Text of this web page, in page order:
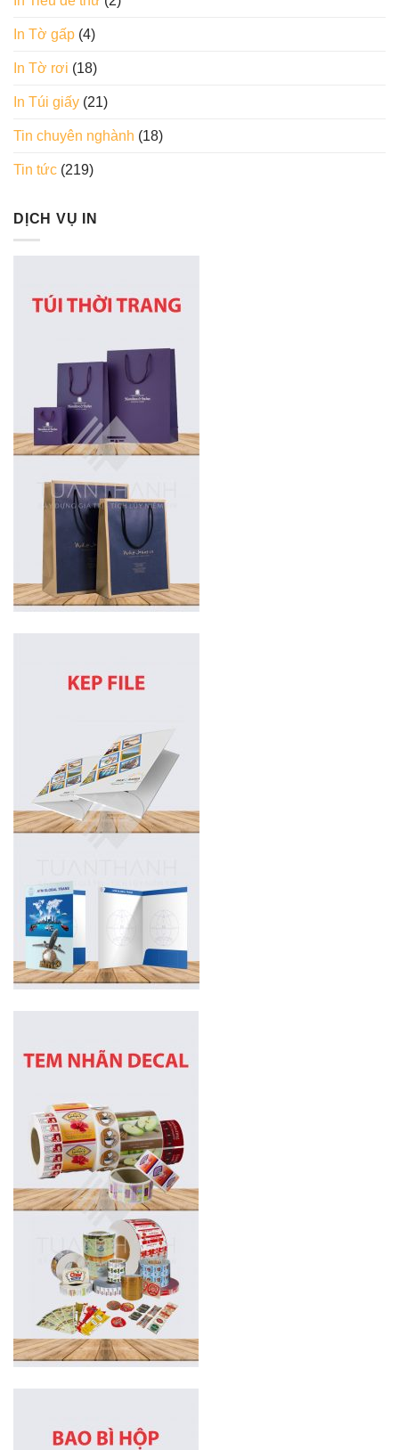
In Tờ gấp (4)
In Tờ rơi (18)
In Túi giấy (21)
Tin chuyên nghành (18)
Tin tức (219)
DỊCH VỤ IN